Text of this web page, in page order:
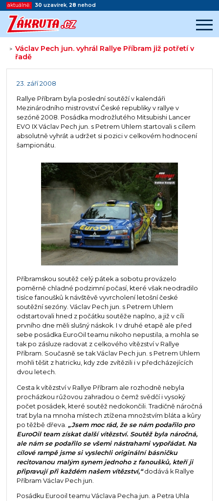
aktuálně: 30 uzavírek, 28 nehod
> Václav Pech jun. vyhrál Rallye Příbram již potřetí v
řadě
Začátek reklamy
23. září 2008
Rallye Příbram byla poslední soutěží v kalendáři
Mezinárodního mistrovství České republiky v rallye v
sezóně 2008. Posádka modrožlutého Mitsubishi Lancer
EVO IX Václav Pech jun. s Petrem Uhlem startovali s cílem
absolutně vyhrát a udržet si pozici v celkovém hodnocení
šampionátu.
Příbramskou soutěž celý pátek a sobotu provázelo
poměrně chladné podzimní počasí, které však neodradilo
tisíce fanoušků k návštěvě vyvrcholení letošní české
soutěžní sezóny. Václav Pech jun. s Petrem Uhlem
odstartovali hned z počátku soutěže naplno, a již v cíli
prvního dne měli slušný náskok. I v druhé etapě ale před
sebe posádka EuroOil teamu nikoho nepustila, a mohla se
tak po zásluze radovat z celkového vítězství v Rallye
Příbram. Současně se tak Václav Pech jun. s Petrem Uhlem
mohli těšit z hatricku, kdy zde zvítězili i v předcházejících
dvou letech.
Cesta k vítězství v Rallye Příbram ale rozhodně nebyla
procházkou růžovou zahradou o čemž svědčí i vysoký
počet posádek, které soutěž nedokončili. Tradičně náročná
trať byla na mnoha místech ztížena množstvím bláta a kůry
po těžbě dřeva. „Jsem moc rád, že se nám podařilo pro
EuroOil team získat další vítězství. Soutěž byla náročná,
ale nám se podařilo se všemi nástrahami vypořádat. Na
cílové rampě jsme si vyslechli originální básničku
recitovanou malým synem jednoho z fanoušků, kteří ji
připravují při každém našem vítězství,“dodává k Rallye
Příbram Václav Pech jun.
Posádku Eurooil teamu Václava Pecha jun. a Petra Uhla